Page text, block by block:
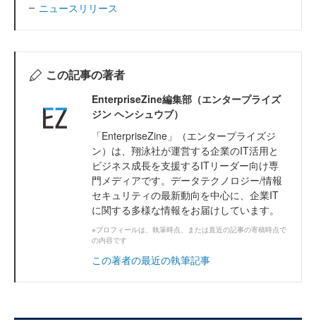
ニュースリリース
この記事の著者
EnterpriseZine編集部（エンタープライズ
ジン ヘンシュウブ）
「EnterpriseZine」（エンタープライズジ
ン）は、翔泳社が運営する企業のIT活用と
ビジネス成長を支援するITリーダー向け専
門メディアです。データテクノロジー/情報
セキュリティの最新動向を中心に、企業IT
に関する多様な情報をお届けしています。
※プロフィールは、執筆時点、または直近の記事の寄稿時点で
の内容です
この著者の最近の執筆記事